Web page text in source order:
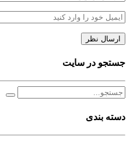
جستجو در سایت
دسته بندی